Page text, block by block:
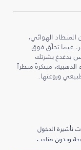
الهوائي،
فيما تحلّق فوق
يدغدغ بشرتك
مبتكرةً منظراً
وروعتها.
تأشيرة الدخول
وبدون متاعب.